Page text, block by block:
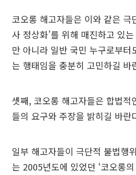
코오롱 해고자들은 이와 같은 극
사 정상화’를 위해 매진하고 있
만 아니라 일반 국민 누구로부터
는 행태임을 충분히 고민하길 바
셋째, 코오롱 해고자들은 합법적
들의 요구와 주장을 밝히길 바란
일부 해고자들이 극단적 불법행
는 2005년도에 있었던 ‘코오롱